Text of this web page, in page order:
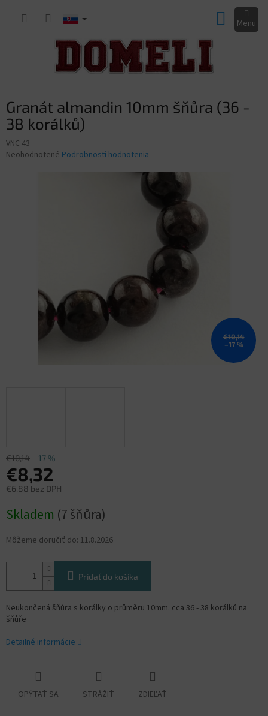
KOŠÍK
Granát almandin 10mm šňůra (36 -
38 korálků)
VNC 43
Priemerné
Neohodnotené Podrobnosti hodnotenia
€10,14
–17 %
€10,14 –17 %
€8,32
€6,88 bez DPH
cena:
Skladem (7 šňůra)
Môžeme doručiť do: 11.8.2026
Pridať do košíka
Neukončená šňůra s korálky o průměru 10mm. cca 36 - 38 korálků na
šňůře
Detailné informácie
OPÝTAŤ SA STRÁŽIŤ ZDIEĽAŤ